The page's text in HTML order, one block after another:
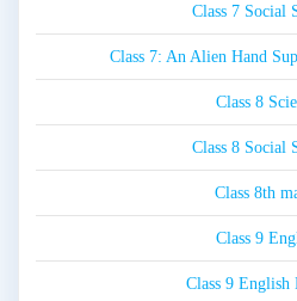
Class 7 Social
Class 7: An Alien Hand
Class 8
Class 8 Social
Class 8th
Class 9
Class 9 English